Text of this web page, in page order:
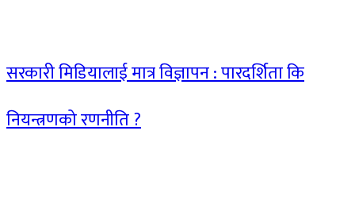
सरकारी मिडियालाई मात्र विज्ञापन : पारदर्शिता कि
नियन्त्रणको रणनीति ?